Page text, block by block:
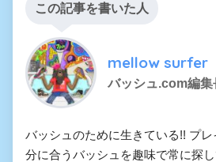
この記事を書いた人
mellow surfer
バッシュ.com編集
バッシュのために生きている!! プ
分に合うバッシュを趣味で常に探